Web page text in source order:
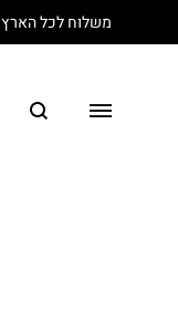
משלוח לכל הארץ